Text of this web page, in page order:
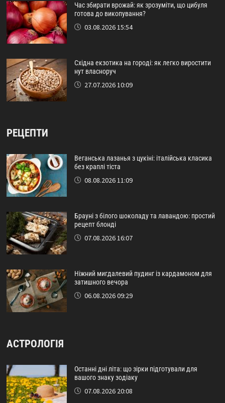
Час збирати врожай: як зрозуміти, що цибуля
готова до викопування?
03.08.2026 15:54
Східна екзотика на городі: як легко виростити
нут власноруч
27.07.2026 10:09
РЕЦЕПТИ
Веганська лазанья з цукіні: італійська класика
без краплі тіста
08.08.2026 11:09
Брауні з білого шоколаду та лавандою: простий
рецепт блонді
07.08.2026 16:07
Ніжний мигдалевий пудинг із кардамоном для
затишного вечора
06.08.2026 09:29
АСТРОЛОГІЯ
Останні дні літа: що зірки підготували для
вашого знаку зодіаку
07.08.2026 20:08